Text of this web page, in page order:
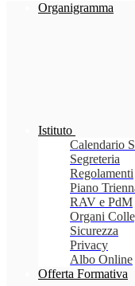
Organigramma
Istituto
Calendario
Segreteria
Regolamenti
Piano
RAV e PdM
Organi
Sicurezza
Privacy
Albo Online
Offerta Formativa